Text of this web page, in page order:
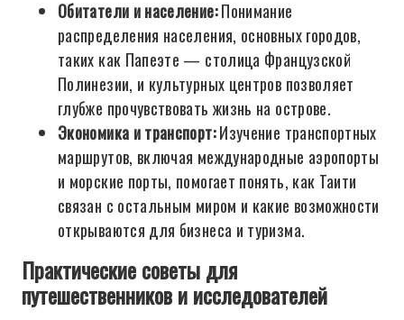
Обитатели и население:Понимание
распределения населения, основных городов,
таких как Папеэте — столица Французской
Полинезии, и культурных центров позволяет
глубже прочувствовать жизнь на острове.
Экономика и транспорт:Изучение транспортных
маршрутов, включая международные аэропорты
и морские порты, помогает понять, как Таити
связан с остальным миром и какие возможности
открываются для бизнеса и туризма.
Практические советы для
путешественников и исследователей